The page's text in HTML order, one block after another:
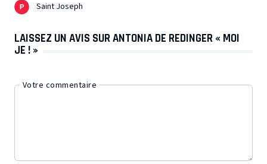
Saint Joseph
LAISSEZ UN AVIS SUR ANTONIA DE REDINGER « MOI
JE ! »
Votre commentaire